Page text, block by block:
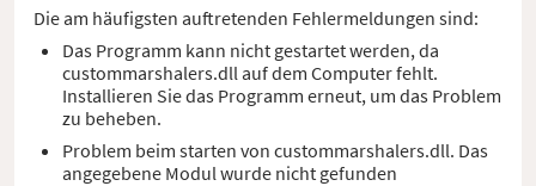
Die am häufigsten auftretenden Fehlermeldungen sind:
Das Programm kann nicht gestartet werden, da
custommarshalers.dll auf dem Computer fehlt.
Installieren Sie das Programm erneut, um das Problem
zu beheben.
Problem beim starten von custommarshalers.dll. Das
angegebene Modul wurde nicht gefunden